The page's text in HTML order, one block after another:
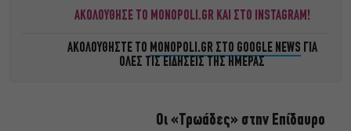
ΑΚΟΛΟΥΘΗΣΕ ΤΟ MONOPOLI.GR ΚΑΙ ΣΤΟ INSTAGRAM!
ΑΚΟΛΟΥΘΗΣΤΕ ΤΟ MONOPOLI.GR ΣΤΟ GOOGLE NEWS ΓΙΑ
ΟΛΕΣ ΤΙΣ ΕΙΔΗΣΕΙΣ ΤΗΣ ΗΜΕΡΑΣ
Οι «Τρωάδες» στην Επίδαυρο